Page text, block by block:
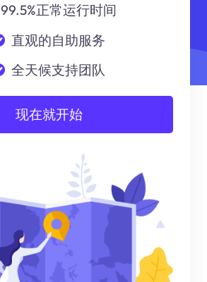
99.5%正常运行时间
直观的自助服务
全天候支持团队
现在就开始